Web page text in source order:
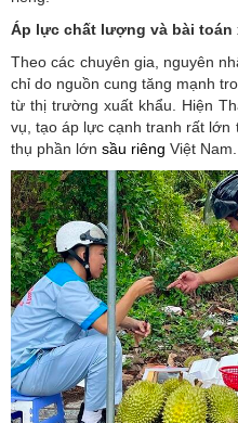
Áp lực chất lượng và bài toán
Theo các chuyên gia, nguyên
chỉ do nguồn cung tăng mạnh
từ thị trường xuất khẩu. Hiện
vụ, tạo áp lực cạnh tranh rất
thụ phần lớn sầu riêng Việt Nam.